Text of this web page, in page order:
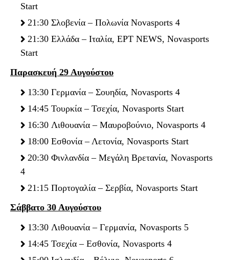
Start
21:30 Σλοβενία – Πολωνία Novasports 4
21:30 Ελλάδα – Ιταλία, ΕΡΤ NEWS, Novasports
Start
Παρασκευή 29 Αυγούστου
13:30 Γερμανία – Σουηδία, Novasports 4
14:45 Τουρκία – Τσεχία, Novasports Start
16:30 Λιθουανία – Μαυροβούνιο, Νοvasports 4
18:00 Εσθονία – Λετονία, Novasports Start
20:30 Φινλανδία – Μεγάλη Βρετανία, Novasports
4
21:15 Πορτογαλία – Σερβία, Novasports Start
Σάββατο 30 Αυγούστου
13:30 Λιθουανία – Γερμανία, Novasports 5
14:45 Τσεχία – Εσθονία, Novasports 4